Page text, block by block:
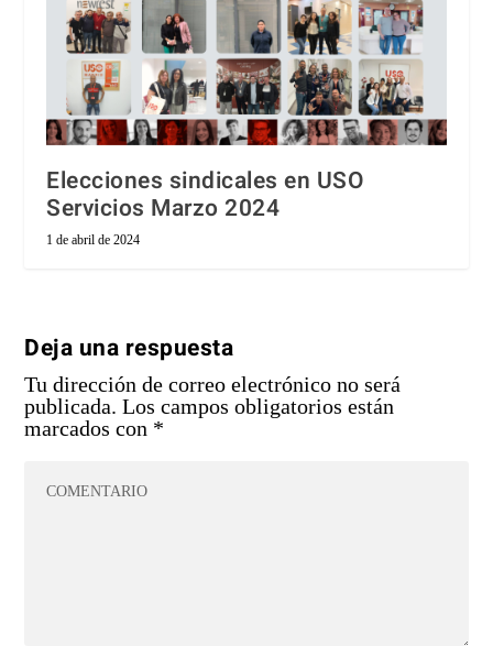
Elecciones sindicales en USO
Servicios Marzo 2024
1 de abril de 2024
Deja una respuesta
Tu dirección de correo electrónico no será
publicada. Los campos obligatorios están
marcados con *